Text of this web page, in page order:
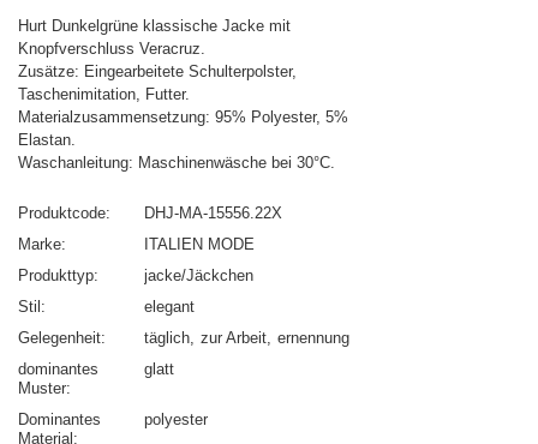
Hurt Dunkelgrüne klassische Jacke mit
Knopfverschluss Veracruz.
Zusätze: Eingearbeitete Schulterpolster,
Taschenimitation, Futter.
Materialzusammensetzung: 95% Polyester, 5%
Elastan.
Waschanleitung: Maschinenwäsche bei 30°C.
Produktcode
DHJ-MA-15556.22X
Marke
ITALIEN MODE
Produkttyp
jacke/Jäckchen
Stil
elegant
Gelegenheit
täglich zur Arbeit ernennung
dominantes
Muster
glatt
Dominantes
Material
polyester